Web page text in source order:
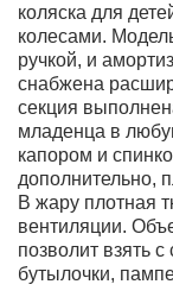
коляска для
колесами.
ручкой, и
снабжена
секция
младенца в
капором и
дополнительно,
В жару плотная
вентиляции.
позволит взять
бутылочки,